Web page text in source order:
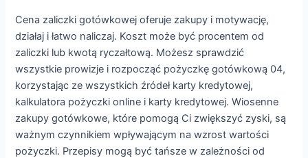
Cena zaliczki gotówkowej oferuje zakupy i motywację,
działaj i łatwo naliczaj. Koszt może być procentem od
zaliczki lub kwotą ryczałtową. Możesz sprawdzić
wszystkie prowizje i rozpocząć pożyczkę gotówkową 04,
korzystając ze wszystkich źródeł karty kredytowej,
kalkulatora pożyczki online i karty kredytowej. Wiosenne
zakupy gotówkowe, które pomogą Ci zwiększyć zyski, są
ważnym czynnikiem wpływającym na wzrost wartości
pożyczki. Przepisy mogą być tańsze w zależności od